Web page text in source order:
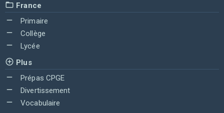
France
Primaire
Collège
Lycée
Plus
Prépas CPGE
Divertissement
Vocabulaire